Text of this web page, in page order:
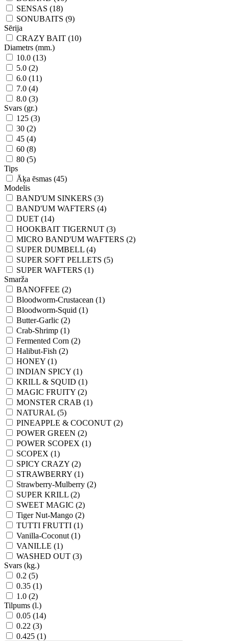
SENSAS (18)
SONUBAITS (9)
Sērija
CRAZY BAIT (10)
Diametrs (mm.)
10.0 (13)
5.0 (2)
6.0 (11)
7.0 (4)
8.0 (3)
Svars (gr.)
125 (3)
30 (2)
45 (4)
60 (8)
80 (5)
Tips
Āķa ēsmas (45)
Modelis
BAND'UM SINKERS (3)
BAND'UM WAFTERS (4)
DUET (14)
HOOKBAIT TIGERNUT (3)
MICRO BAND'UM WAFTERS (2)
SUPER DUMBELL (4)
SUPER SOFT PELLETS (5)
SUPER WAFTERS (1)
Smarža
BANOFFEE (2)
Bloodworm-Crustacean (1)
Bloodworm-Squid (1)
Butter-Garlic (2)
Crab-Shrimp (1)
Fermented Corn (2)
Halibut-Fish (2)
HONEY (1)
INDIAN SPICY (1)
KRILL & SQUID (1)
MAGIC FRUITY (2)
MONSTER CRAB (1)
NATURAL (5)
PINEAPPLE & COCONUT (2)
POWER GREEN (2)
POWER SCOPEX (1)
SCOPEX (1)
SPICY CRAZY (2)
STRAWBERRY (1)
Strawberry-Mulberry (2)
SUPER KRILL (2)
SWEET MAGIC (2)
Tiger Nut-Mango (2)
TUTTI FRUTTI (1)
Vanilla-Coconut (1)
VANILLE (1)
WASHED OUT (3)
Svars (kg.)
0.2 (5)
0.35 (1)
1.0 (2)
Tilpums (l.)
0.05 (14)
0.22 (3)
0.425 (1)